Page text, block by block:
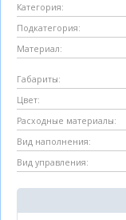
Категория:
Подкатегория:
Материал:
Габариты:
Цвет:
Расходные материалы:
Вид наполнения:
Вид управления: